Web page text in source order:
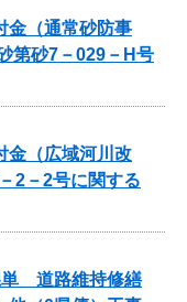
金（通常砂防事
第砂7－029－H号
金（広域河川改
2－2号に関する
単 道路維持修繕